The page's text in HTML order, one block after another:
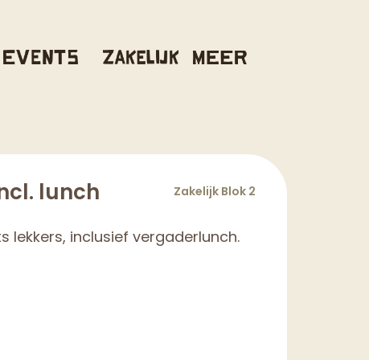
lunch Zakelijk Blok 2
lekkers, inclusief vergaderlunch.